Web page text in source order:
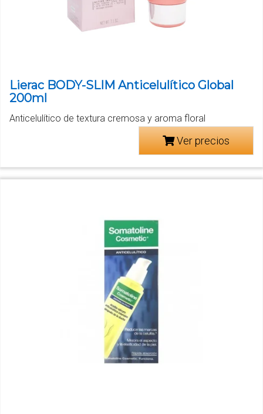
Lierac BODY-SLIM Anticelulítico Global
200ml
Anticelulítico de textura cremosa y aroma floral
Ver precios